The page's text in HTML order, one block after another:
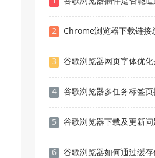
2 Chrome浏览器下载链接
3 谷歌浏览器网页字体优化是
4 谷歌浏览器多任务标签页操作
5 谷歌浏览器下载及更新问题
6 谷歌浏览器如何通过缓存优